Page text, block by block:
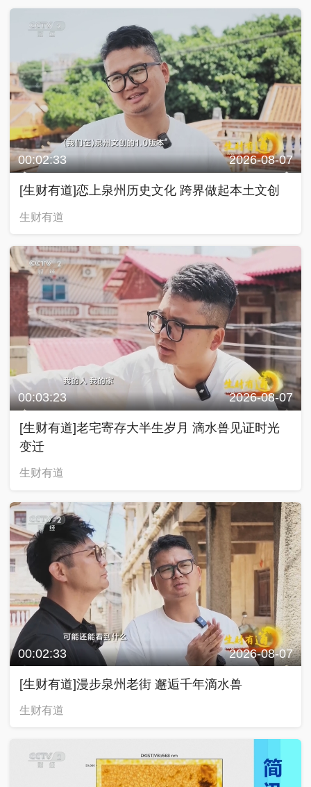
00:02:33 2026-08-07
[生财有道]恋上泉州历史文化 跨界做起本土文创
生财有道
00:03:23 2026-08-07
[生财有道]老宅寄存大半生岁月 滴水兽见证时光
变迁
生财有道
00:02:33 2026-08-07
[生财有道]漫步泉州老街 邂逅千年滴水兽
生财有道